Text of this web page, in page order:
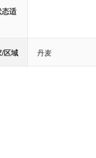
适
/区域 丹麦